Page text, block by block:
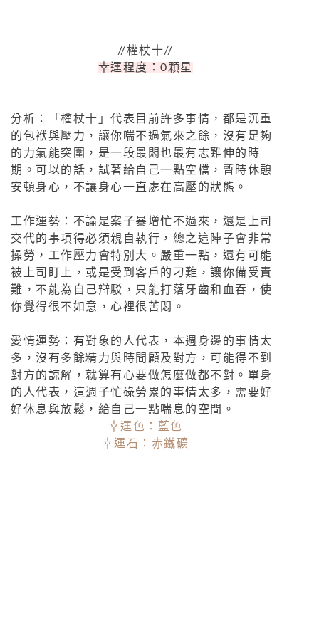
//權杖十//
幸運程度：0顆星
分析：「權杖十」代表目前許多事情，都是沉重
的包袱與壓力，讓你喘不過氣來之餘，沒有足夠
的力氣能突圍，是一段最悶也最有志難伸的時
期。可以的話，試著給自己一點空檔，暫時休憩
安頓身心，不讓身心一直處在高壓的狀態。
工作運勢：不論是案子暴增忙不過來，還是上司
交代的事項得必須親自執行，總之這陣子會非常
操勞，工作壓力會特別大。嚴重一點，還有可能
被上司盯上，或是受到客戶的刁難，讓你備受責
難，不能為自己辯駁，只能打落牙齒和血吞，使
你覺得很不如意，心裡很苦悶。
愛情運勢：有對象的人代表，本週身邊的事情太
多，沒有多餘精力與時間顧及對方，可能得不到
對方的諒解，就算有心要做怎麼做都不對。單身
的人代表，這週子忙碌勞累的事情太多，需要好
好休息與放鬆，給自己一點喘息的空間。
幸運色：藍色
幸運石：赤鐵礦